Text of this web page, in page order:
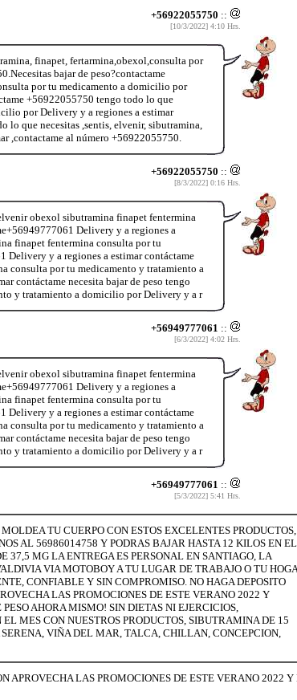
+56922055750 ::
[10/3/2022] 4:10 Hrs.
finapet, fertarmina,obexol,consulta por
bajar de peso?contactame
por tu medicamento a domicilio por
+56922055750 tengo todo lo que
por Delivery y a regiones a estimar
lo que necesitas ,sentis, elvenir, sibutramina,
,contactame al número +56922055750.
+56922055750 ::
[8/3/2022] 0:16 Hrs.
obexol sibutramina finapet fentermina
Delivery y a regiones a
finapet fentermina consulta por tu
y a regiones a estimar contáctame
consulta por tu medicamento y tratamiento a
contáctame necesita bajar de peso tengo
y tratamiento a domicilio por Delivery y a r
+56949777061 ::
[6/3/2022] 4:02 Hrs.
obexol sibutramina finapet fentermina
Delivery y a regiones a
finapet fentermina consulta por tu
y a regiones a estimar contáctame
consulta por tu medicamento y tratamiento a
contáctame necesita bajar de peso tengo
y tratamiento a domicilio por Delivery y a r
+56949777061 ::
[5/3/2022] 5:41 Hrs.
TU CUERPO CON ESTOS EXCELENTES PRODUCTOS,
AL 56986014758 Y PODRAS BAJAR HASTA 12 KILOS EN EL
37,5 MG LA ENTREGA ES PERSONAL EN SANTIAGO, LA
VIA MOTOBOY A TU LUGAR DE TRABAJO O TU
CONFIABLE Y SIN COMPROMISO. NO HAGA DEPOSITO
LAS PROMOCIONES DE ESTE VERANO 2022 Y
AHORA MISMO! SIN DIETAS NI EJERCICIOS,
MES CON NUESTROS PRODUCTOS, SIBUTRAMINA DE 15
VIÑA DEL MAR, TALCA, CHILLAN, CONCEPCION,
APROVECHA LAS PROMOCIONES DE ESTE VERANO 2022